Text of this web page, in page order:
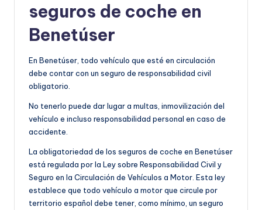
seguros de coche en
Benetúser
En Benetúser, todo vehículo que esté en circulación
debe contar con un seguro de responsabilidad civil
obligatorio.
No tenerlo puede dar lugar a multas, inmovilización del
vehículo e incluso responsabilidad personal en caso de
accidente.
La obligatoriedad de los seguros de coche en Benetúser
está regulada por la Ley sobre Responsabilidad Civil y
Seguro en la Circulación de Vehículos a Motor. Esta ley
establece que todo vehículo a motor que circule por
territorio español debe tener, como mínimo, un seguro